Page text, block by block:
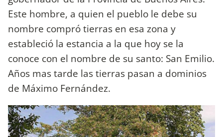
Este hombre, a quien el pueblo le debe su
nombre compró tierras en esa zona y
estableció la estancia a la que hoy se la
conoce con el nombre de su santo: San Emilio.
Años mas tarde las tierras pasan a dominios
de Máximo Fernández.